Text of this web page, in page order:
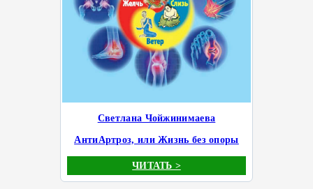
Светлана Чойжинимаева
АнтиАртроз, или Жизнь без опоры
ЧИТАТЬ >